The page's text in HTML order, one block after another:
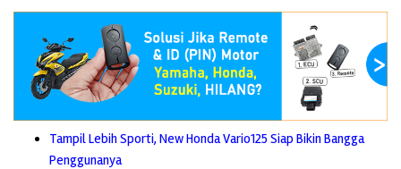
Tampil Lebih Sporti, New Honda Vario125 Siap Bikin Bangga
Penggunanya